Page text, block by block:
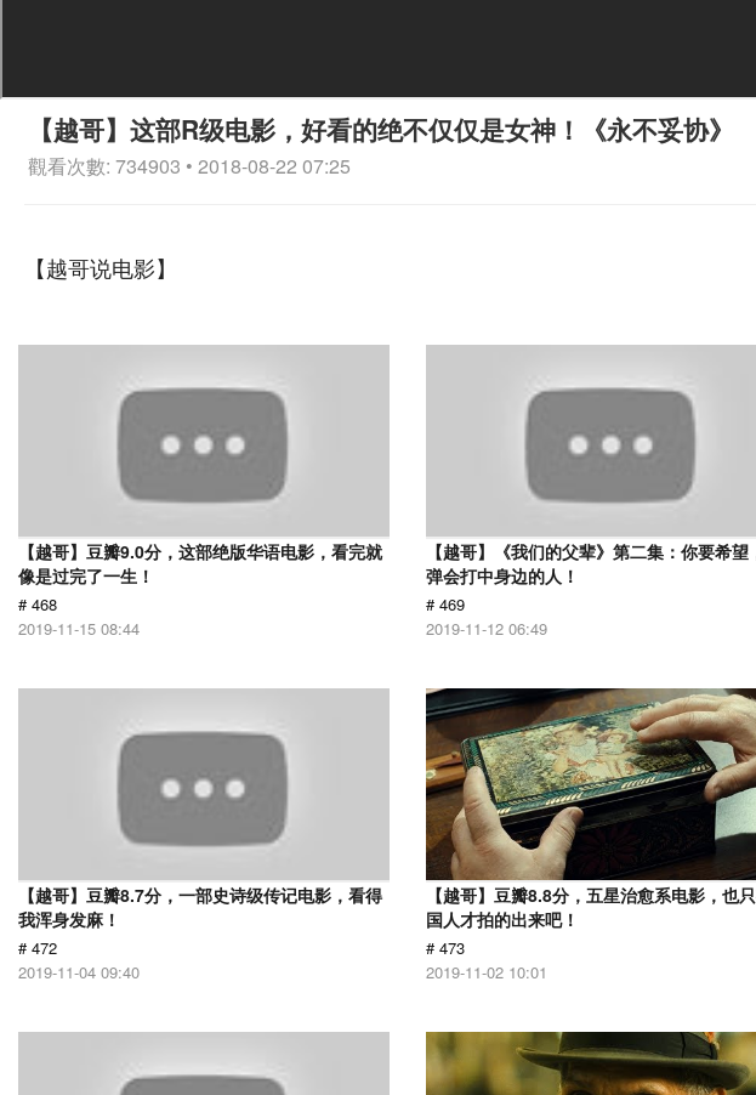
【越哥】这部R级电影，好看的绝不仅仅是女神！《永不妥协》
觀看次數: 734903 • 2018-08-22 07:25
【越哥说电影】
【越哥】豆瓣9.0分，这部绝版华语电影，看完就
像是过完了一生！
# 468
2019-11-15 08:44
【越哥】《我们的父辈》第二集：你要希望
弹会打中身边的人！
# 469
2019-11-12 06:49
【越哥】豆瓣8.7分，一部史诗级传记电影，看得
我浑身发麻！
# 472
2019-11-04 09:40
【越哥】豆瓣8.8分，五星治愈系电影，也
国人才拍的出来吧！
# 473
2019-11-02 10:01